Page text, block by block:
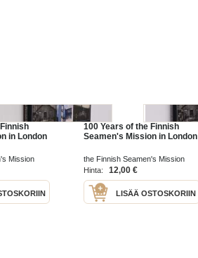
in London
Mission
100 Years of the Finnish
Seamen's Mission in London
the Finnish Seamen's Mission
1982
Hinta: 12,00 €
LISÄÄ OSTOSKORIIN